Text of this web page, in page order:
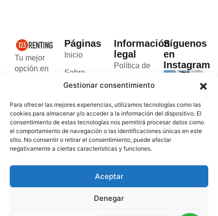
Gestionar consentimiento
Para ofrecer las mejores experiencias, utilizamos tecnologías como las
cookies para almacenar y/o acceder a la información del dispositivo. El
consentimiento de estas tecnologías nos permitirá procesar datos como
el comportamiento de navegación o las identificaciones únicas en este
sitio. No consentir o retirar el consentimiento, puede afectar
negativamente a ciertas características y funciones.
Aceptar
Denegar
Tu mejor
opción en
furgonetas
rápido y
seguro en
Valencia y
Andorra.
Páginas
Inicio
Sobre
nosotros
Blog
Contacto
Información
legal
Política de
privacidad
Términos y
condiciones
Síguenos
en
Instagram